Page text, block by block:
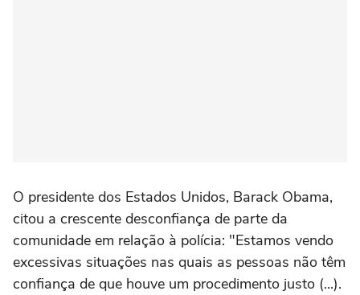
O presidente dos Estados Unidos, Barack Obama,
citou a crescente desconfiança de parte da
comunidade em relação à polícia: "Estamos vendo
excessivas situações nas quais as pessoas não têm
confiança de que houve um procedimento justo (...).